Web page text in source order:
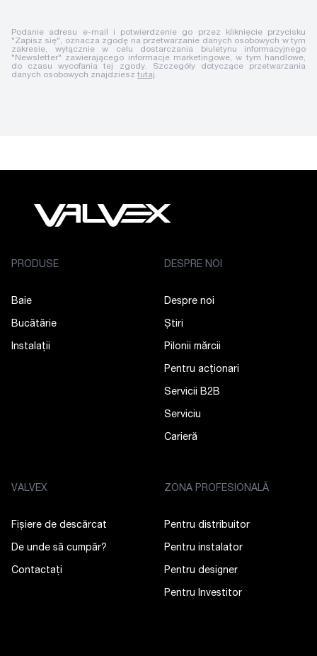
Podanie adresu e-mail i potwierdzenie go przez kliknięcie przycisku
"Zapisz się", oznacza zgodę na przetwarzanie danych osobowych w tym
zakresie, wyłącznie w celu dostarczania biuletynu informacyjnego
"Newsletter" zawierającego informacje marketingowe, w tym handlowe,
do czasu wycofania tej zgody. Szczegóły dotyczące przetwarzania
danych osobowych znajdziesz tutaj.
PRODUSE
Baie
Bucătărie
Instalații
DESPRE NOI
Despre noi
Știri
Pilonii mărcii
Pentru acționari
Servicii B2B
Serviciu
Carieră
VALVEX
Fișiere de descărcat
De unde să cumpăr?
Contactaţi
ZONA PROFESIONALĂ
Pentru distribuitor
Pentru instalator
Pentru designer
Pentru Investitor